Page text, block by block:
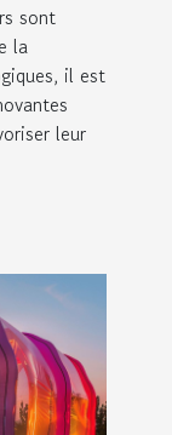
sont
la
il est
leur